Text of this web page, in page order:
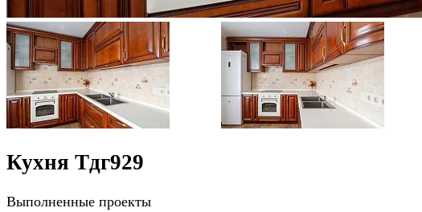
Кухня Тдг929
Выполненные проекты